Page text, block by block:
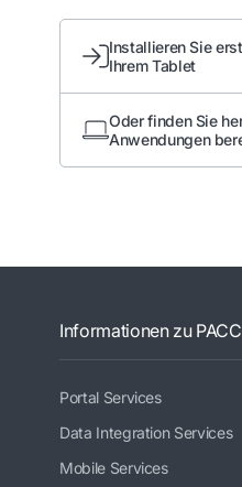
Installieren Sie
Ihrem Tablet
Oder finden Sie
Anwendungen
Informationen zu
Portal Services
Data Integration Services
Mobile Services